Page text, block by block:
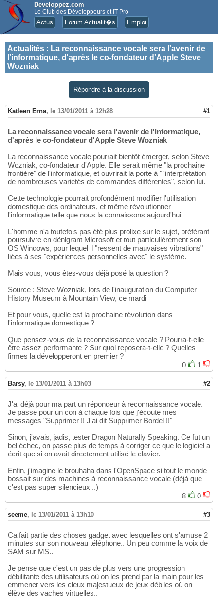
Developpez.com
Le Club des Développeurs et IT Pro
Actus Forum Actualit�s Emploi
Actualités : La reconnaissance vocale sera l'avenir de
l'informatique, d'après le co-fondateur d'Apple Steve
Wozniak
Répondre à la discussion
Katleen Erna, le 13/01/2011 à 12h28 #1
La reconnaissance vocale sera l'avenir de l'informatique,
d'après le co-fondateur d'Apple Steve Wozniak
La reconnaissance vocale pourrait bientôt émerger, selon Steve
Wozniak, co-fondateur d'Apple. Elle serait même "la prochaine
frontière" de l'informatique, et ouvrirait la porte à "l'interprétation
de nombreuses variétés de commandes différentes", selon lui.
Cette technologie pourrait profondément modifier l'utilisation
domestique des ordinateurs, et même révolutionner
l'informatique telle que nous la connaissons aujourd'hui.
L'homme n'a toutefois pas été plus prolixe sur le sujet, préférant
poursuivre en dénigrant Microsoft et tout particulièrement son
OS Windows, pour lequel il "ressent de mauvaises vibrations"
liées à ses "expériences personnelles avec" le système.
Mais vous, vous êtes-vous déjà posé la question ?
Source : Steve Wozniak, lors de l'inauguration du Computer
History Museum à Mountain View, ce mardi
Et pour vous, quelle est la prochaine révolution dans
l'informatique domestique ?
Que pensez-vous de la reconnaissance vocale ? Pourra-t-elle
être assez performante ? Sur quoi reposera-t-elle ? Quelles
firmes la développeront en premier ?
0
1
Barsy, le 13/01/2011 à 13h03 #2
J'ai déjà pour ma part un répondeur à reconnaissance vocale.
Je passe pour un con à chaque fois que j'écoute mes
messages "Supprimer !! J'ai dit Supprimer Bordel !!"
Sinon, j'avais, jadis, tester Dragon Naturally Speaking. Ce fut un
bel échec, on passe plus de temps à corriger ce que le logiciel a
écrit que si on avait directement utilisé le clavier.
Enfin, j'imagine le brouhaha dans l'OpenSpace si tout le monde
bossait sur des machines à reconnaissance vocale (déjà que
c'est pas super silencieux...)
8
0
seeme, le 13/01/2011 à 13h10 #3
Ca fait partie des choses gadget avec lesquelles ont s'amuse 2
minutes sur son nouveau téléphone.. Un peu comme la voix de
SAM sur MS..
Je pense que c'est un pas de plus vers une progression
débilitante des utilisateurs où on les prend par la main pour les
emmener vers les cieux majestueux de jeux débiles où on
élève des vaches virtuelles..